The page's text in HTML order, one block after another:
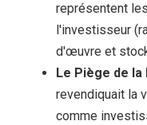
représentent
l'investisseur
d'œuvre et
Le Piège de la
revendiquait la
comme